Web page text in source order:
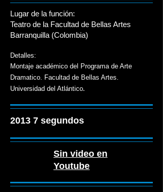
Lugar de la función:
Teatro de la Facultad de Bellas Artes
Barranquilla (Colombia)
Detalles:
Montaje académico del Programa de Arte
Dramatico. Facultad de Bellas Artes.
Universidad del Atlántico.
2013 7 segundos
Sin video en
Youtube